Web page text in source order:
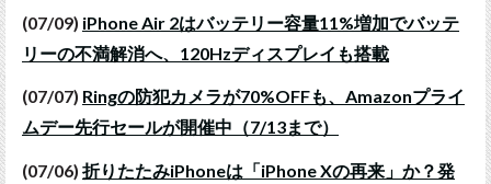
(07/09) iPhone Air 2はバッテリー容量11%増加でバッテ
リーの不満解消へ、120Hzディスプレイも搭載
(07/07) Ringの防犯カメラが70%OFFも、Amazonプライ
ムデー先行セールが開催中（7/13まで）
(07/06) 折りたたみiPhoneは「iPhone Xの再来」か？発